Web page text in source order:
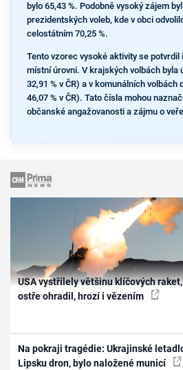
bylo 65,43 %. Podobně vysoký zájem
prezidentských voleb, kde v obci
celostátním 70,25 %.
Tento vzorec vysoké aktivity se potvrdil
místní úrovni. V krajských volbách byla
32,91 % v ČR) a v komunálních volbách
46,07 % v ČR). Tato čísla mohou
občanské angažovanosti a zájmu o
USA vystřílely většinu klíčových
ostře ohradil, hrozí i vězením
Na pokraji tragédie: Ukrajinské
Lipsku dron, bylo naložené municí